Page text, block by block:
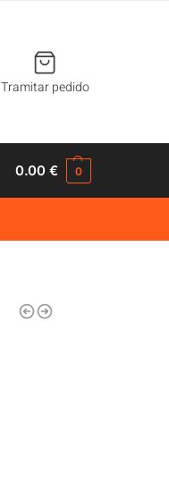
Tramitar pedido
0.00€ 0